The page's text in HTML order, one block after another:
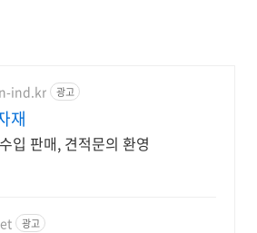
ind.kr 광고
재
입 판매, 견적문의 환영
광고